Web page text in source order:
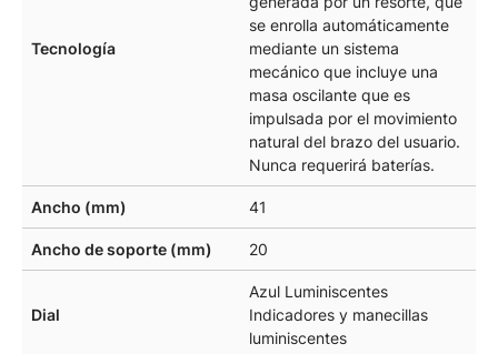
Tecnología
se enrolla automáticamente
mediante un sistema
mecánico que incluye una
masa oscilante que es
impulsada por el movimiento
natural del brazo del usuario.
Nunca requerirá baterías.
Ancho (mm) 41
Ancho de soporte (mm) 20
Dial
Azul Luminiscentes
Indicadores y manecillas
luminiscentes